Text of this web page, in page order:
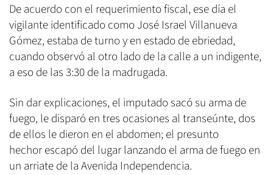
De acuerdo con el requerimiento fiscal, ese día el
vigilante identificado como José Israel Villanueva
Gómez, estaba de turno y en estado de ebriedad,
cuando observó al otro lado de la calle a un indigente,
a eso de las 3:30 de la madrugada.
Sin dar explicaciones, el imputado sacó su arma de
fuego, le disparó en tres ocasiones al transeúnte, dos
de ellos le dieron en el abdomen; el presunto
hechor escapó del lugar lanzando el arma de fuego en
un arriate de la Avenida Independencia.